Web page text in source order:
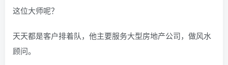
这位大师呢？
天天都是客户排着队，他主要服务大型房地产公司，做风水
顾问。